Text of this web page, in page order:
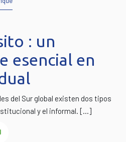
: un
esencial en
del Sur global existen dos tipos
y el informal. […]